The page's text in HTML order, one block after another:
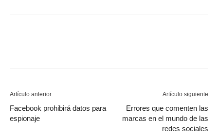
Artículo anterior
Facebook prohibirá datos para
espionaje
Artículo siguiente
Errores que comenten las
marcas en el mundo de las
redes sociales